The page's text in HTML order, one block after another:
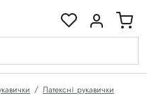
Латексні рукавички